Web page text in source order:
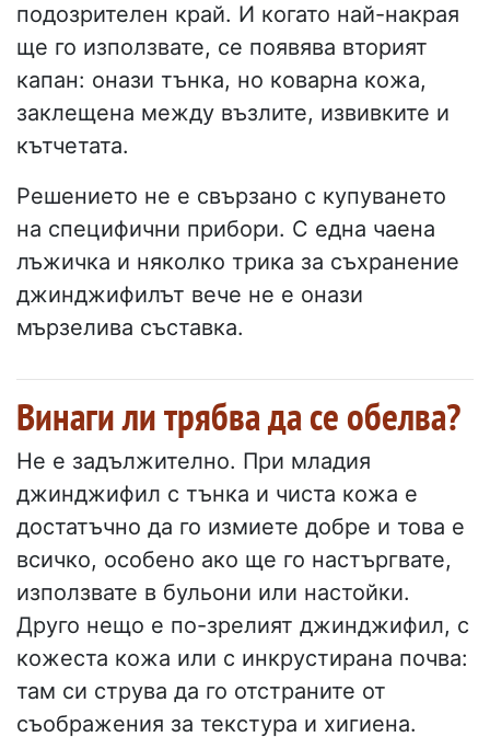
подозрителен край. И когато най-накрая
ще го използвате, се появява вторият
капан: онази тънка, но коварна кожа,
заклещена между възлите, извивките и
кътчетата.
Решението не е свързано с купуването
на специфични прибори. С една чаена
лъжичка и няколко трика за съхранение
джинджифилът вече не е онази
мързелива съставка.
Винаги ли трябва да се обелва?
Не е задължително. При младия
джинджифил с тънка и чиста кожа е
достатъчно да го измиете добре и това е
всичко, особено ако ще го настъргвате,
използвате в бульони или настойки.
Друго нещо е по-зрелият джинджифил, с
кожеста кожа или с инкрустирана почва:
там си струва да го отстраните от
съображения за текстура и хигиена.